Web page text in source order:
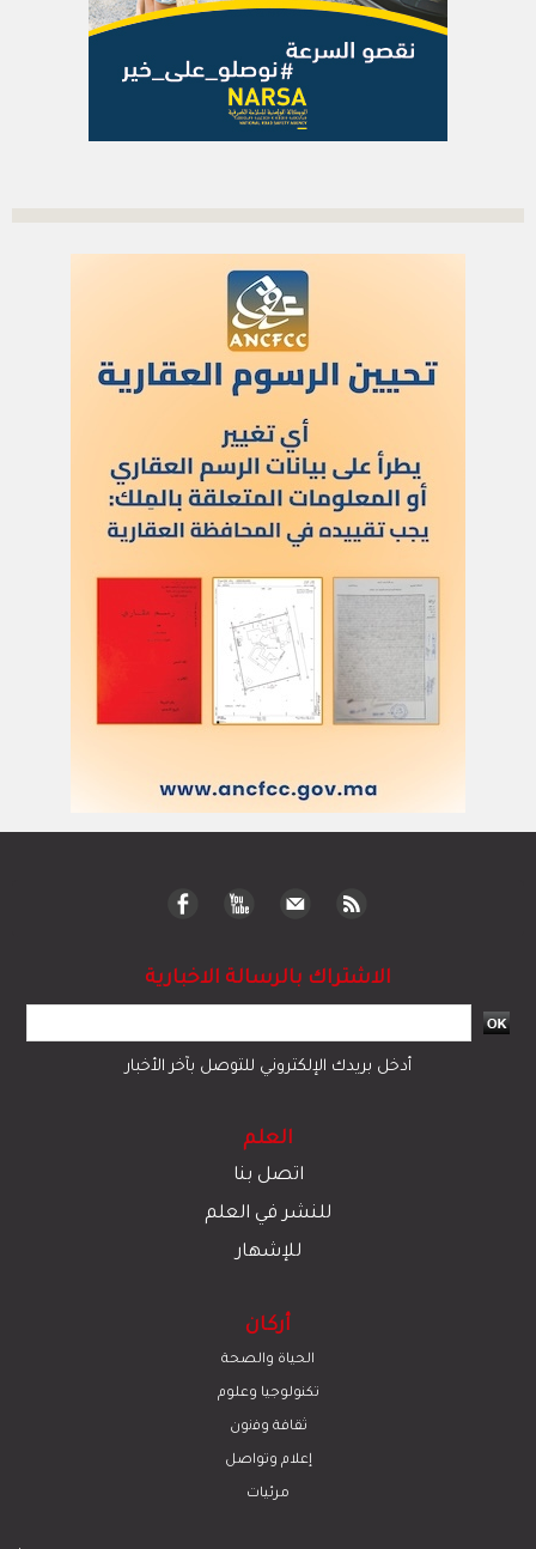
الاشتراك بالرسالة الاخبارية
أدخل بريدك الإلكتروني للتوصل بآخر الأخبار
العلم
اتصل بنا
للنشر في العلم
للإشهار
أركان
الحياة والصحة
تكنولوجيا وعلوم
ﺛﻘﺎﻓﺔ وﻓﻧون
إعلام وتواصل
مرئيات